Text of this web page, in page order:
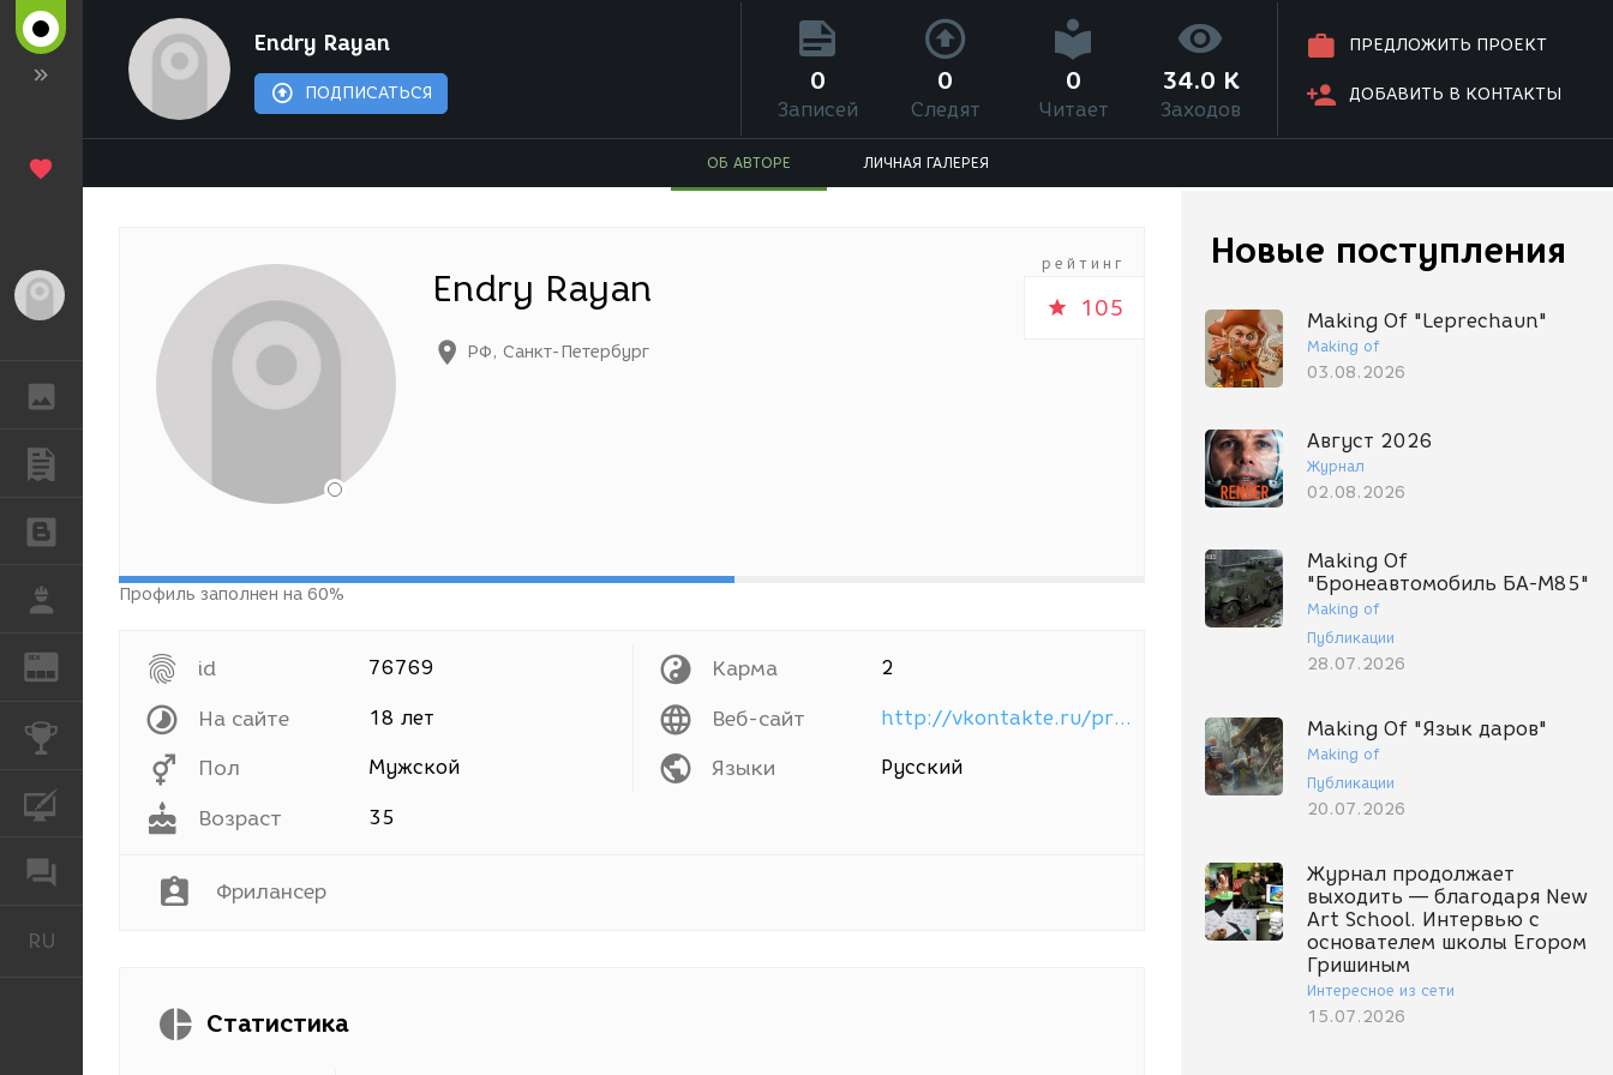
ГАЛЕРЕЯ
ПУБЛИКАЦИИ
РАБОТА
REN ЖУРНАЛ
КОНКУРСЫ
RU
Endry Rayan
ПОДПИСАТЬСЯ
ПРЕДЛОЖИТЬ ПРОЕКТ
ДОБАВИТЬ В КОНТАКТЫ
0
Записей
0
Следят
0
Читает
34.0 K
Заходов
ОБ АВТОРЕ ЛИЧНАЯ ГАЛЕРЕЯ
Новые поступления
Making Of "Leprechaun"
Making of
03.08.2026
Август 2026
Журнал
02.08.2026
Making Of
"Бронеавтомобиль БА-М85"
Making of
Публикации
28.07.2026
Making Of "Язык даров"
Making of
Публикации
20.07.2026
Журнал продолжает
выходить — благодаря New
Art School. Интервью с
основателем школы Егором
Гришиным
Интересное из сети
15.07.2026
рейтинг
105
Endry Rayan
РФ, Санкт-Петербург
Профиль заполнен на 60%
id 76769
На сайте 18 лет
Пол Мужской
Возраст 35
Карма 2
Веб-сайт http://vkontakte.ru/profile.php?id=5494800
Языки Русский
Фрилансер
Статистика